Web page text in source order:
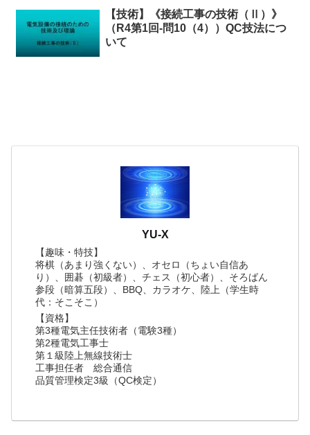
【技術】《接続工事の技術（Ⅱ）》
（R4第1回-問10（4））QC技法につ
いて
YU-X
【趣味・特技】
将棋（あまり強くない）、オセロ（ちょい自信あ
り）、囲碁（初級者）、チェス（初心者）、そろばん
参段（暗算五段）、BBQ、カラオケ、陸上（学生時
代：そこそこ）
【資格】
第3種電気主任技術者（電験3種）
第2種電気工事士
第１級陸上無線技術士
工事担任者 総合通信
品質管理検定3級（QC検定）